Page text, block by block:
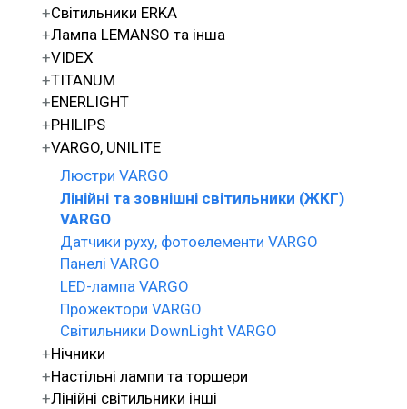
Світильники ERKA
Лампа LEMANSO та інша
VIDEX
TITANUM
ENERLIGHT
PHILIPS
VARGO, UNILITE
Люстри VARGO
Лінійні та зовнішні світильники (ЖКГ)
VARGO
Датчики руху, фотоелементи VARGO
Панелі VARGO
LED-лампа VARGO
Прожектори VARGO
Світильники DownLight VARGO
Нічники
Настільні лампи та торшери
Лінійні світильники інші